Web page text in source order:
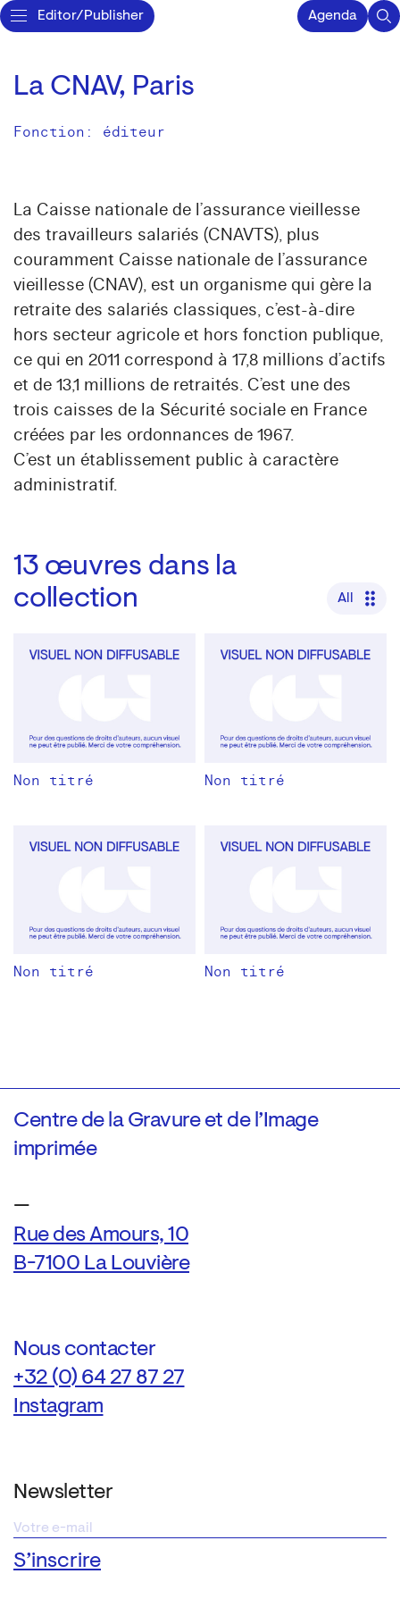
Editor/Publisher Agenda
La CNAV, Paris
Fonction: éditeur
La Caisse nationale de l’assurance vieillesse
des travailleurs salariés (CNAVTS), plus
couramment Caisse nationale de l’assurance
vieillesse (CNAV), est un organisme qui gère la
retraite des salariés classiques, c’est-à-dire
hors secteur agricole et hors fonction publique,
ce qui en 2011 correspond à 17,8 millions d’actifs
et de 13,1 millions de retraités. C’est une des
trois caisses de la Sécurité sociale en France
créées par les ordonnances de 1967.
C’est un établissement public à caractère
administratif.
13 œuvres dans la
collection
All
Non titré Non titré
Non titré Non titré
Centre de la Gravure et de l’Image
imprimée
—
Rue des Amours, 10
B-7100 La Louvière
Nous contacter
+32 (0) 64 27 87 27
Instagram
Newsletter